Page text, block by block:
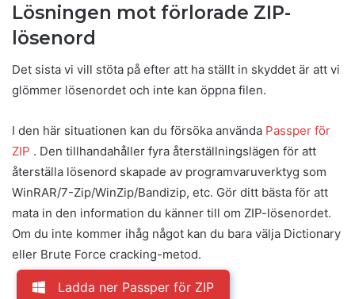
Lösningen mot förlorade ZIP-
lösenord
Det sista vi vill stöta på efter att ha ställt in skyddet är att vi
glömmer lösenordet och inte kan öppna filen.
I den här situationen kan du försöka använda Passper för
ZIP . Den tillhandahåller fyra återställningslägen för att
återställa lösenord skapade av programvaruverktyg som
WinRAR/7-Zip/WinZip/Bandizip, etc. Gör ditt bästa för att
mata in den information du känner till om ZIP-lösenordet.
Om du inte kommer ihåg något kan du bara välja Dictionary
eller Brute Force cracking-metod.
Ladda ner Passper för ZIP